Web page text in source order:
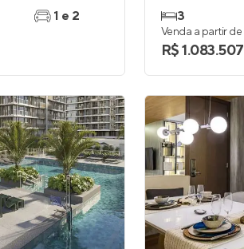
1 e 2
3
Venda a partir de
R$ 1.083.507